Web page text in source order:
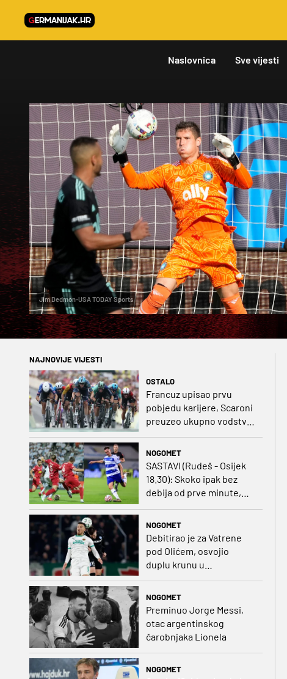
Naslovnica Sve vijesti
Jim Dedmon-USA TODAY Sports
NAJNOVIJE VIJESTI
OSTALO
Francuz upisao prvu
pobjedu karijere, Scaroni
preuzeo ukupno vodstvo
NOGOMET
SASTAVI (Rudeš - Osijek
18.30): Skoko ipak bez
debija od prve minute,
prvo kolo
NOGOMET
Debitirao je za Vatrene
pod Olićem, osvojio
duplu krunu u
Rumunjskoj pa preselio
NOGOMET
Preminuo Jorge Messi,
otac argentinskog
čarobnjaka Lionela
NOGOMET